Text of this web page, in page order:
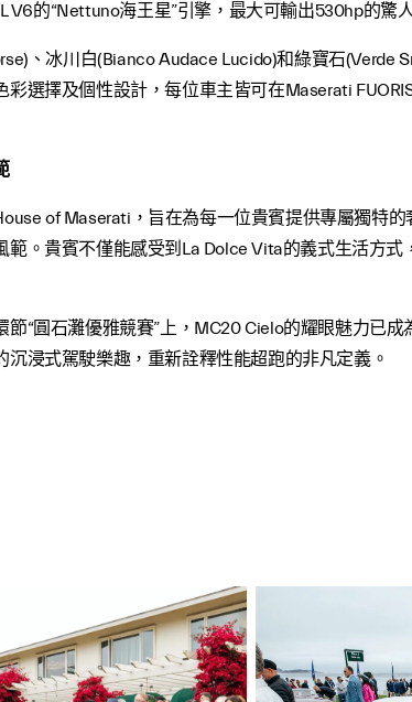
V6的“Nettuno海王星”引擎，最大可輸出530hp的驚
、冰川白(Bianco Audace Lucido)和綠寶石(Verde
彩選擇及個性設計，每位車主皆可在Maserati
of Maserati，旨在為每一位貴賓提供專屬獨特
範。貴賓不僅能感受到La Dolce Vita的義式生活方
節“圓石灘優雅競賽”上，MC20 Cielo的耀眼魅力已
沉浸式駕駛樂趣，重新詮釋性能超跑的非凡定義。